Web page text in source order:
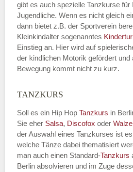
Name der Tanzschule
Kontakt E-Mail
Name des Tanzkurs
gibt es auch spezielle Tanzkurse für
Jugendliche. Wenn es nicht gleich
dann bietet z.B. der Sportverein
Kleinkindalter sogenanntes
Einstieg an. Hier wird auf
der kindlichen Motorik gefördert und
Bewegung kommt nicht zu kurz.
TANZKURS
Soll es ein Hip Hop Tanzkurs in
Sie eher Salsa, Discofox oder
der Auswahl eines Tanzkurses ist
welche Tänze dabei thematisiert
man auch einen Standard-Tanzkurs
Berlin absolvieren und im Zuge